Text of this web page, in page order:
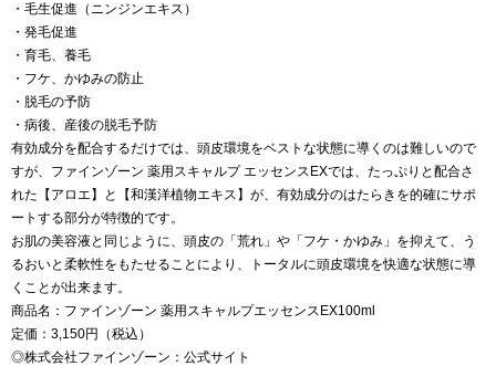
・毛生促進（ニンジンエキス）
・発毛促進
・育毛、養毛
・フケ、かゆみの防止
・脱毛の予防
・病後、産後の脱毛予防
有効成分を配合するだけでは、頭皮環境をベストな状態に導くのは難しいので
すが、ファインゾーン 薬用スキャルプ エッセンスEXでは、たっぷりと配合さ
れた【アロエ】と【和漢洋植物エキス】が、有効成分のはたらきを的確にサポ
ートする部分が特徴的です。
お肌の美容液と同じように、頭皮の「荒れ」や「フケ・かゆみ」を抑えて、う
るおいと柔軟性をもたせることにより、トータルに頭皮環境を快適な状態に導
くことが出来ます。
商品名：ファインゾーン 薬用スキャルプエッセンスEX100ml
定価：3,150円（税込）
◎株式会社ファインゾーン：公式サイト